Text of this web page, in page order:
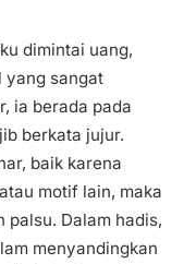
dimintai uang,
yang sangat
ia berada pada
berkata jujur.
baik karena
motif lain, maka
palsu. Dalam hadis,
menyandingkan